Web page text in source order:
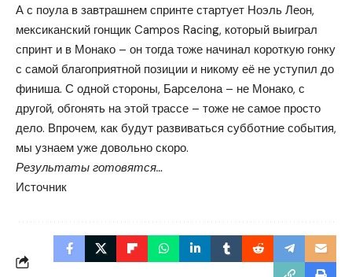
А с поула в завтрашнем спринте стартует Ноэль Леон,
мексиканский гонщик Campos Racing, который выиграл
спринт и в Монако – он тогда тоже начинал короткую гонку
с самой благоприятной позиции и никому её не уступил до
финиша. С одной стороны, Барселона – не Монако, с
другой, обгонять на этой трассе – тоже не самое просто
дело. Впрочем, как будут развиваться субботние события,
мы узнаем уже довольно скоро.
Результаты готовятся…
Источник